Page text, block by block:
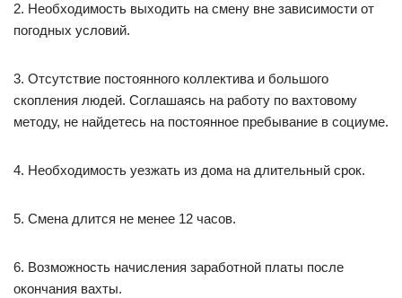
2. Необходимость выходить на смену вне зависимости от
погодных условий.
3. Отсутствие постоянного коллектива и большого
скопления людей. Соглашаясь на работу по вахтовому
методу, не найдетесь на постоянное пребывание в социуме.
4. Необходимость уезжать из дома на длительный срок.
5. Смена длится не менее 12 часов.
6. Возможность начисления заработной платы после
окончания вахты.